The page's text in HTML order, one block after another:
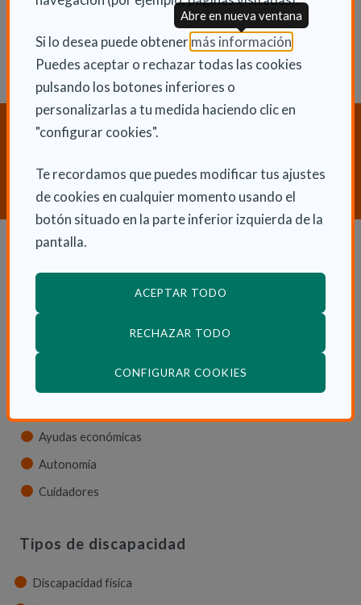
Si lo desea puede obtener más información
Puedes aceptar o rechazar todas las cookies
pulsando los botones inferiores o
personalizarlas a tu medida haciendo clic en
"configurar cookies".
Te recordamos que puedes modificar tus ajustes
de cookies en cualquier momento usando el
botón situado en la parte inferior izquierda de la
pantalla.
ACEPTAR TODO
RECHAZAR TODO
CONFIGURAR COOKIES
Abre en nueva ventana
¿Necesitas orientación sobre
CONTACTA CON NOSOTROS
Dependencia en las CCAA
Trámites
Ayudas económicas
Autonomía
Cuidadores
Tipos de discapacidad
Discapacidad física